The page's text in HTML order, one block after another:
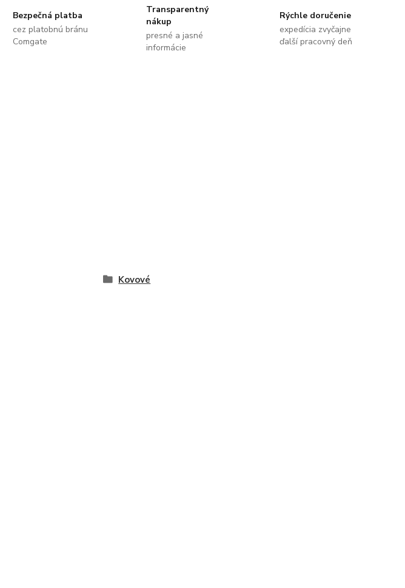
Bezpečná platba
cez platobnú bránu
Comgate
Transparentný
nákup
presné a jasné
informácie
Rýchle doručenie
expedícia zvyčajne
ďalší pracovný deň
Kovové